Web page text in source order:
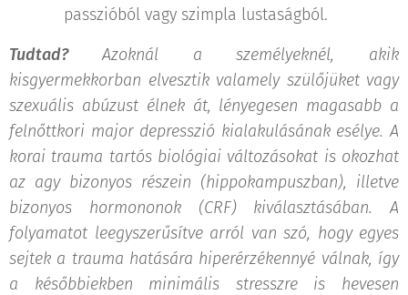
passzióból vagy szimpla lustaságból.
Tudtad?Azoknál a személyeknél, akik
kisgyermekkorban elvesztik valamely szülőjüket vagy
szexuális abúzust élnek át, lényegesen magasabb a
felnőttkori major depresszió kialakulásának esélye. A
korai trauma tartós biológiai változásokat is okozhat
az agy bizonyos részein (hippokampuszban), illetve
bizonyos hormononok (CRF) kiválasztásában. A
folyamatot leegyszerűsítve arról van szó, hogy egyes
sejtek a trauma hatására hiperérzékennyé válnak, így
a későbbiekben minimális stresszre is hevesen